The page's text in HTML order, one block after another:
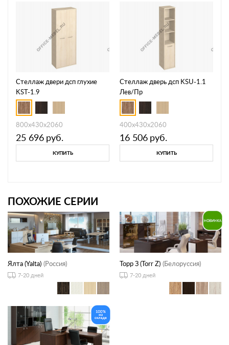
Стеллаж двери дсп глухие
KST-1.9
800х430х2060
25 696 руб.
КУПИТЬ
Стеллаж дверь дсп KSU-1.1
Лев/Пр
400х430х2060
16 506 руб.
КУПИТЬ
ПОХОЖИЕ СЕРИИ
Ялта (Yalta) (Россия)
7-20 дней
Торр З (Torr Z) (Белоруссия)
7-20 дней